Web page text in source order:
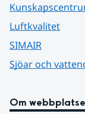
Luftkvalitet
SIMAIR
Sjöar och
Om